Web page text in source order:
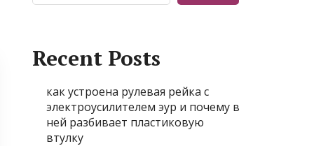
Recent Posts
как устроена рулевая рейка с
электроусилителем эур и почему в
ней разбивает пластиковую
втулку